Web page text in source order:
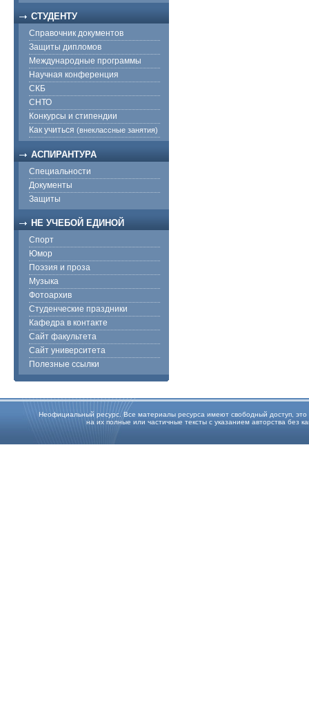
СТУДЕНТУ
Справочник документов
Защиты дипломов
Международные программы
Научная конференция
СКБ
СНТО
Конкурсы и стипендии
Как учиться (внеклассные занятия)
АСПИРАНТУРА
Специальности
Документы
Защиты
НЕ УЧЕБОЙ ЕДИНОЙ
Спорт
Юмор
Поэзия и проза
Музыка
Фотоархив
Студенческие праздники
Кафедра в контакте
Сайт факультета
Сайт университета
Полезные ссылки
Неофициальный ресурс. Все материалы ресурса имеют свободный доступ, это
на их полные или частичные тексты с указанием авторства без